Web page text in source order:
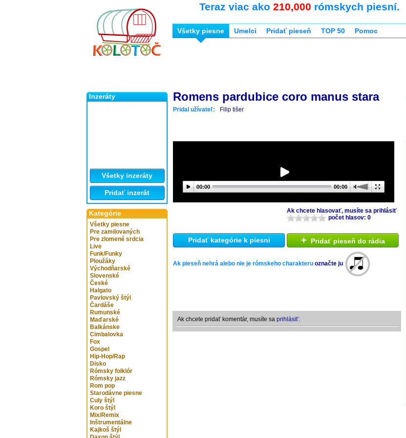
Inzeráty
Všetky inzeráty
Pridať inzerát
Kategórie
Všetky piesne
Pre zamilovaných
Pre zlomené srdcia
Live
Funk/Funky
Ploužáky
Východňarské
Slovenské
České
Halgato
Pavlovský štýl
Čardáše
Rumunské
Maďarské
Balkánske
Cimbalovka
Fox
Gospel
Hip-Hop/Rap
Disko
Rómsky folklór
Rómsky jazz
Rom pop
Starodávne piesne
Culy štýl
Koro štýl
Mix/Remix
Inštrumentálne
Kajkoš štýl
Teraz viac ako 210,000 rómskych piesní.
Všetky piesne Umelci Pridať pieseň TOP 50 Pomoc
Romens pardubice coro manus stara
Pridal užívateľ: Filip tišer
00:00 00:00
Ak chcete hlasovať, musíte sa prihlásiť
počet hlasov: 0
Pridať kategórie k piesni + Pridať pieseň do rádia
Ak pieseň nehrá alebo nie je rómskeho charakteru označte ju
Ak chcete pridať komentár, musíte sa prihlásiť: